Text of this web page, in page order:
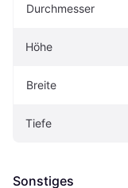
Durchmesser
Höhe
Breite
Tiefe
Sonstiges